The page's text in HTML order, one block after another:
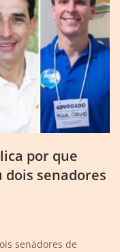
por que
dois senadores
senadores de